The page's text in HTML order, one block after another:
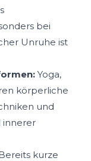
bei
Unruhe ist
Yoga,
körperliche
und
innerer
kurze